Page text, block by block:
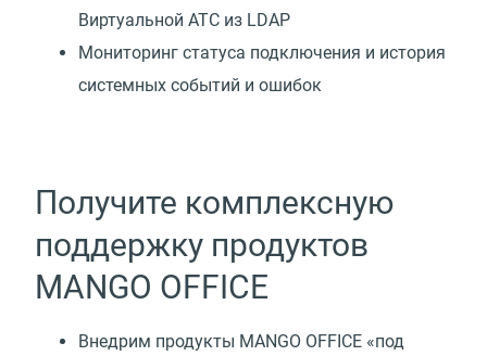
Виртуальной АТС из LDAP
Мониторинг статуса подключения и история
системных событий и ошибок
Получите комплексную
поддержку продуктов
MANGO OFFICE
Внедрим продукты MANGO OFFICE «под